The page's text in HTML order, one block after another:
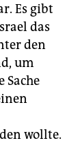
Es gibt
das
den
um
Sache
wollte.